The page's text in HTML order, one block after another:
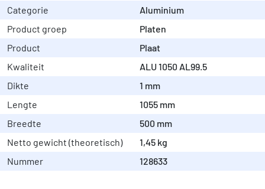
Categorie
Aluminium
Product groep
Platen
Product
Plaat
Kwaliteit
ALU 1050 AL99.5
Dikte
1 mm
Lengte
1055 mm
Breedte
500 mm
Netto gewicht (theoretisch)
1,45 kg
Nummer
128633